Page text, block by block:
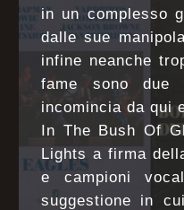
in un complesso
dalle sue
infine neanche
fame sono due
incomincia da qui
In The Bush Of
Lights a firma
e campioni
suggestione in